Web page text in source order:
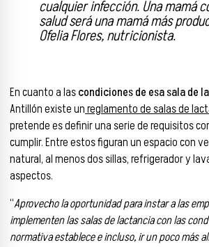
cualquier infección. Una mamá
salud será una mamá más
Ofelia Flores, nutricionista.
En cuanto a lascondiciones de esa sala de
Antillón existe unreglamento de salas de
pretende es definir una serie de requisitos
cumplir. Entre estos figuran un espacio con
natural, al menos dos sillas, refrigerador y
aspectos.
“Aprovecho la oportunidad para instar a las
implementen las salas de lactancia con las
normativa establece e incluso, ir un poco más